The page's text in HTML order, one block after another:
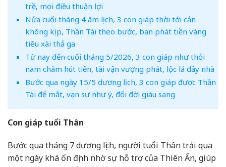
trề, mọi điều thuận lợi
Nửa cuối tháng 4 âm lịch, 3 con giáp thời tới cản
không kịp, Thần Tài theo bước, ban phát tiền vàng
tiêu xài thả ga
Từ nay đến cuối tháng 5/2026, 3 con giáp như thỏi
nam châm hút tiền, tài vận vượng phát, lộc lá đầy nhà
Bước qua ngày 15/5 dương lịch, 3 con giáp được Thần
Tài để mắt, vạn sự như ý, đổi đời giàu sang
Con giáp tuổi Thân
Bước qua tháng 7 dương lịch, người tuổi Thân trải qua
một ngày khá ổn định nhờ sự hỗ trợ của Thiên Ấn, giúp